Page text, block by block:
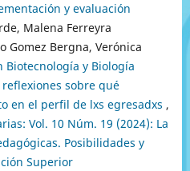
y evaluación
Malena Ferreyra
Gomez Bergna, Verónica
Biotecnología y Biología
reflexiones sobre qué
en el perfil de lxs egresadxs ,
Vol. 10 Núm. 19 (2024): La
Posibilidades y
Superior